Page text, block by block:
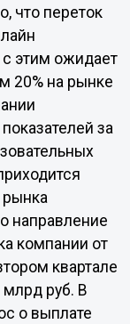
что переток
этим ожидает
20% на рынке
за
направление
компании от
квартале
млрд руб. В
о выплате